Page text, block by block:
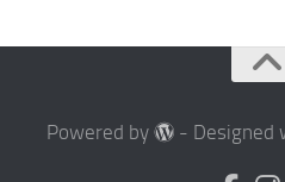
Powered by - Designed